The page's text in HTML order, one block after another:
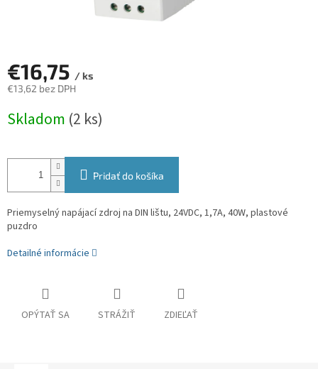
€16,75 / ks
€13,62 bez DPH
cena:
Skladom (2 ks)
Pridať do košíka
Priemyselný napájací zdroj na DIN lištu, 24VDC, 1,7A, 40W, plastové
puzdro
Detailné informácie
OPÝTAŤ SA STRÁŽIŤ ZDIEĽAŤ